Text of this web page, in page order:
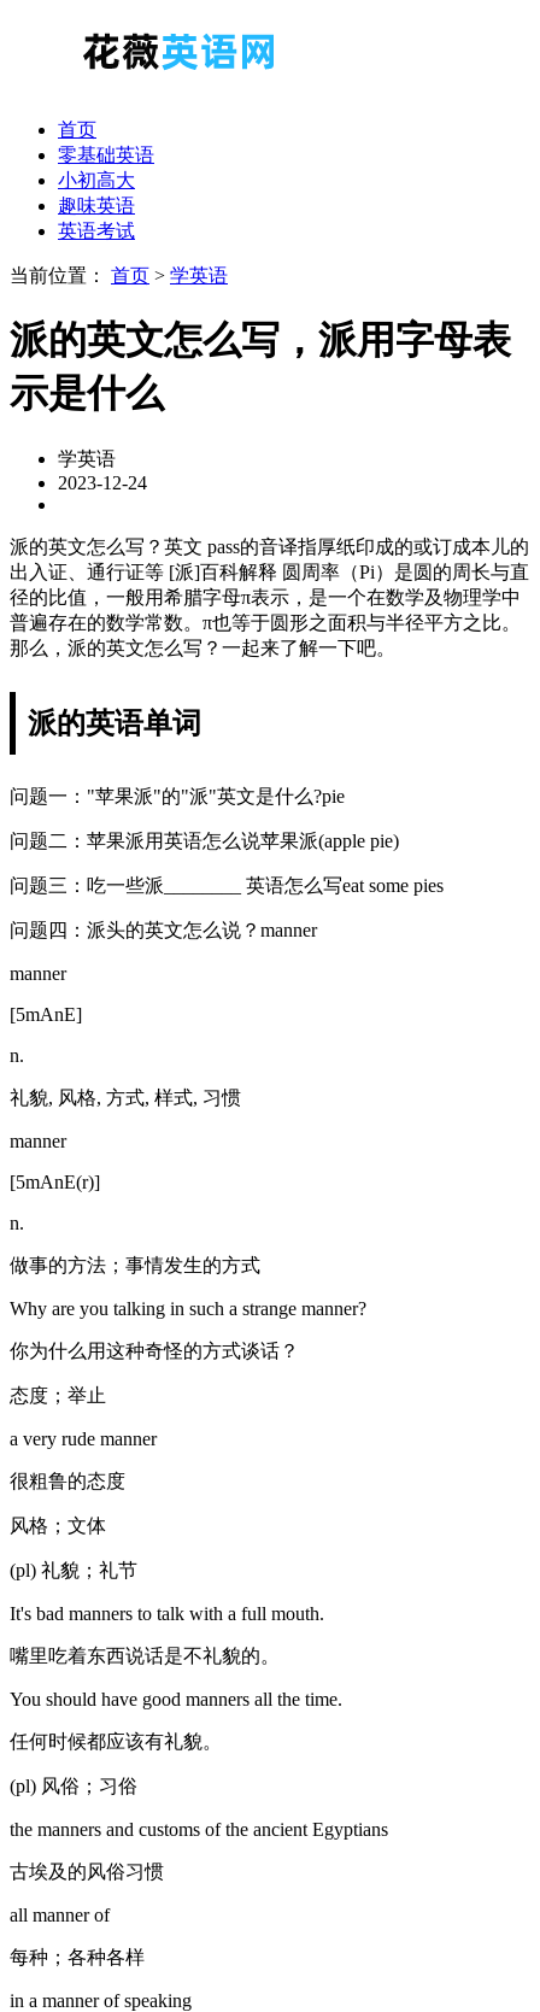
首页
零基础英语
小初高大
趣味英语
英语考试
当前位置： 首页 > 学英语
派的英文怎么写，派用字母表
示是什么
学英语
2023-12-24
派的英文怎么写？英文 pass的音译指厚纸印成的或订成本儿的
出入证、通行证等 [派]百科解释 圆周率（Pi）是圆的周长与直
径的比值，一般用希腊字母π表示，是一个在数学及物理学中
普遍存在的数学常数。π也等于圆形之面积与半径平方之比。
那么，派的英文怎么写？一起来了解一下吧。
派的英语单词
问题一："苹果派"的"派"英文是什么?pie
问题二：苹果派用英语怎么说苹果派(apple pie)
问题三：吃一些派________ 英语怎么写eat some pies
问题四：派头的英文怎么说？manner
manner
[5mAnE]
n.
礼貌, 风格, 方式, 样式, 习惯
manner
[5mAnE(r)]
n.
做事的方法；事情发生的方式
Why are you talking in such a strange manner?
你为什么用这种奇怪的方式谈话？
态度；举止
a very rude manner
很粗鲁的态度
风格；文体
(pl) 礼貌；礼节
It's bad manners to talk with a full mouth.
嘴里吃着东西说话是不礼貌的。
You should have good manners all the time.
任何时候都应该有礼貌。
(pl) 风俗；习俗
the manners and customs of the ancient Egyptians
古埃及的风俗习惯
all manner of
每种；各种各样
in a manner of speaking